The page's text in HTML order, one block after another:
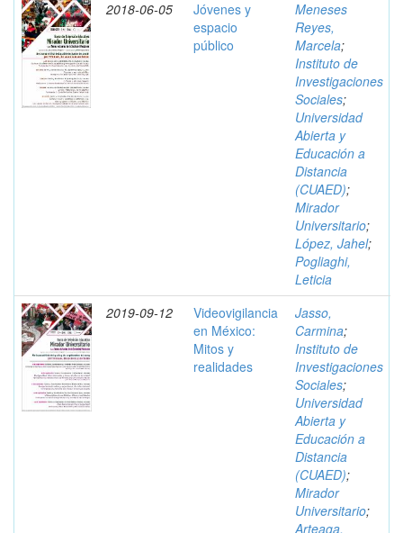
2018-06-05
Jóvenes y
espacio
público
Meneses
Reyes,
Marcela;
Instituto de
Investigaciones
Sociales;
Universidad
Abierta y
Educación a
Distancia
(CUAED);
Mirador
Universitario;
López, Jahel;
Pogliaghi,
Leticia
2019-09-12
Videovigilancia
en México:
Mitos y
realidades
Jasso,
Carmina;
Instituto de
Investigaciones
Sociales;
Universidad
Abierta y
Educación a
Distancia
(CUAED);
Mirador
Universitario;
Arteaga,